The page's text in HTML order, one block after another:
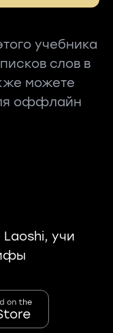
учебника
слов в
можете
оффлайн
учи